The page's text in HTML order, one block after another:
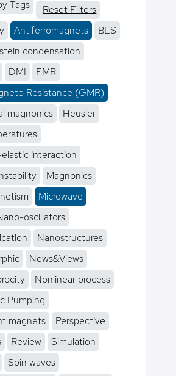
Tags
Reset Filters
Antiferromagnets
BLS
condensation
DMI
FMR
Resistance (GMR)
magnonics
Heusler
interaction
Magnonics
Microwave
oscillators
Nanostructures
News&Views
Nonlinear process
Pumping
magnets
Perspective
Review
Simulation
Spin waves